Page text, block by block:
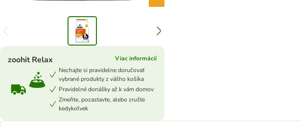
zoohit Relax
Viac informácií
Nechajte si pravidelne doručovať
vybrané produkty z vášho košíka
Pravidelné donášky až k vám domov
Zmeňte, pozastavte, alebo zrušte
kedykoľvek